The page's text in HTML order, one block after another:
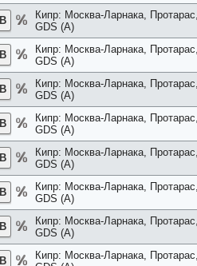
Кипр: Москва-Ларнака, Протарас,
GDS (A)
Кипр: Москва-Ларнака, Протарас,
GDS (A)
Кипр: Москва-Ларнака, Протарас,
GDS (A)
Кипр: Москва-Ларнака, Протарас,
GDS (A)
Кипр: Москва-Ларнака, Протарас,
GDS (A)
Кипр: Москва-Ларнака, Протарас,
GDS (A)
Кипр: Москва-Ларнака, Протарас,
GDS (A)
Кипр: Москва-Ларнака, Протарас,